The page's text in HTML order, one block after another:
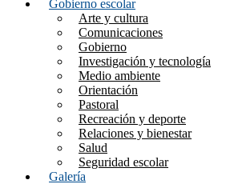
Gobierno escolar
Arte y cultura
Comunicaciones
Gobierno
Investigación y tecnología
Medio ambiente
Orientación
Pastoral
Recreación y deporte
Relaciones y bienestar
Salud
Seguridad escolar
Galería